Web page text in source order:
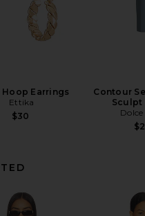
Hoop Earrings
Ettika
$30
Contour
Sculpt